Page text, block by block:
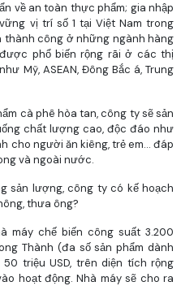
về an toàn thực phẩm; gia nhập
vị trí số 1 tại Việt Nam trong
thành công ở những ngành hàng
phổ biến rộng rãi ở các thị
Mỹ, ASEAN, Đông Bắc á, Trung
cà phê hòa tan, công ty sẽ sản
chất lượng cao, độc đáo như
cho người ăn kiêng, trẻ em… đáp
và ngoài nước.
sản lượng, công ty có kế hoạch
thưa ông?
máy chế biến công suất 3.200
Thành (đa số sản phẩm dành
triệu USD, trên diện tích rộng
hoạt động. Nhà máy sẽ cho ra